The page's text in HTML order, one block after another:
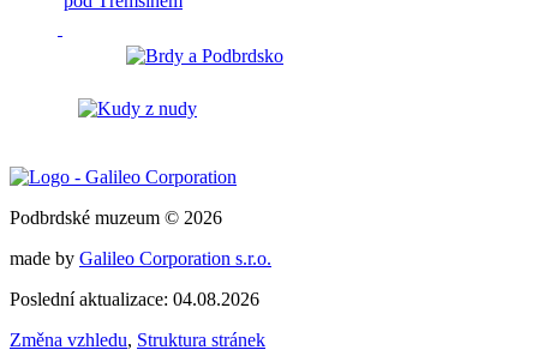
Podbrdské muzeum © 2026
made by Galileo Corporation s.r.o.
Poslední aktualizace: 04.08.2026
Změna vzhledu, Struktura stránek